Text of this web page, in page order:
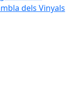
dels Vinyals